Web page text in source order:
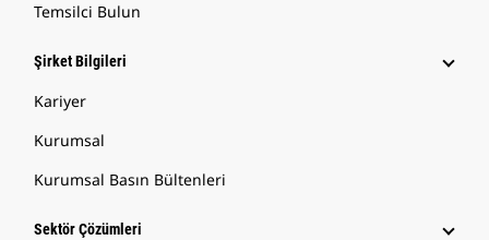
Temsilci Bulun
Şirket Bilgileri
Kariyer
Kurumsal
Kurumsal Basın Bültenleri
Sektör Çözümleri